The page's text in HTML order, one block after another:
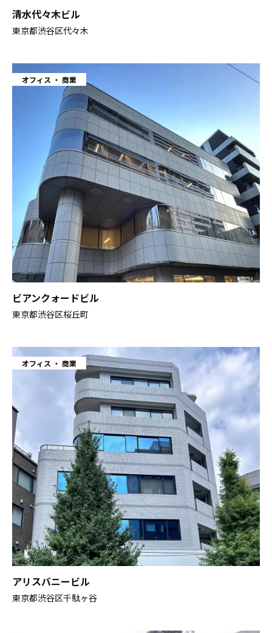
清水代々木ビル
東京都渋谷区代々木
オフィス 商業
ビアンクォードビル
東京都渋谷区桜丘町
オフィス 商業
アリスバニービル
東京都渋谷区千駄ヶ谷